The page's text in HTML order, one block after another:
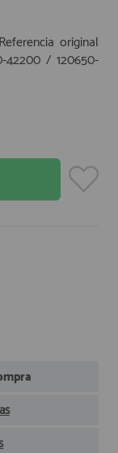
original
42200 / 120650-